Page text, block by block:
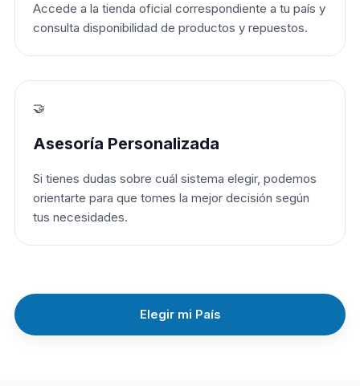
Accede a la tienda oficial correspondiente a tu país y
consulta disponibilidad de productos y repuestos.
🤝
Asesoría Personalizada
Si tienes dudas sobre cuál sistema elegir, podemos
orientarte para que tomes la mejor decisión según
tus necesidades.
Elegir mi País